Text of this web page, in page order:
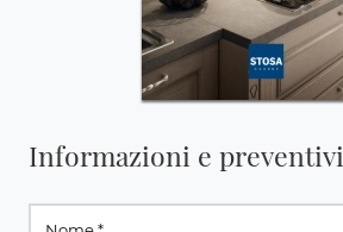
Informazioni e preventivi